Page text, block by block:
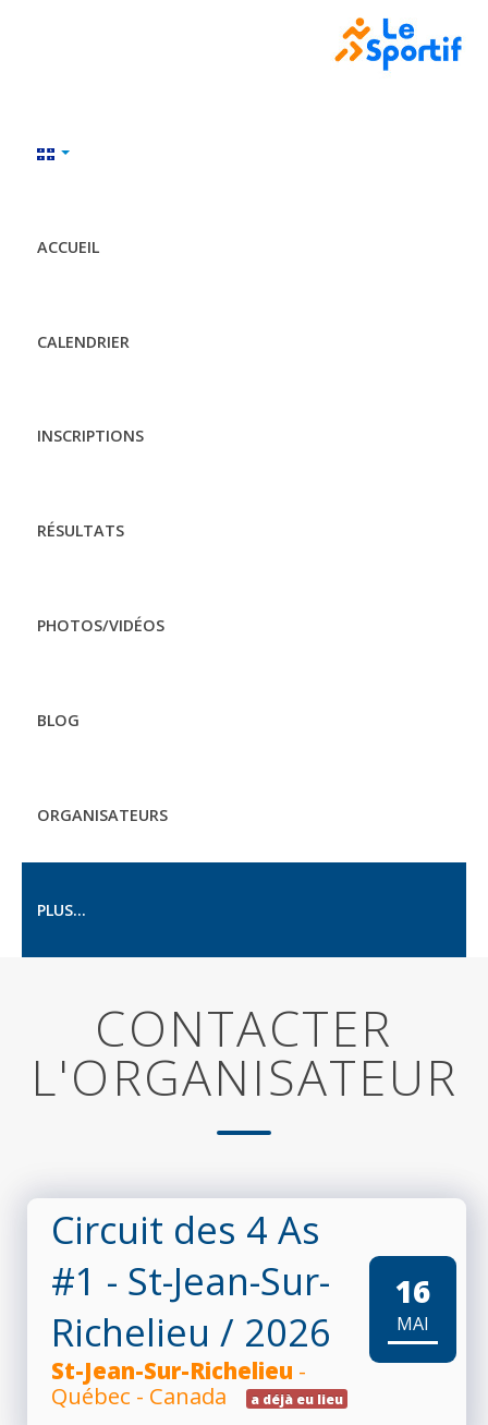
ACCUEIL
CALENDRIER
INSCRIPTIONS
RÉSULTATS
PHOTOS/VIDÉOS
BLOG
ORGANISATEURS
PLUS...
CONTACTER
L'ORGANISATEUR
Circuit des 4 As
#1 - St-Jean-Sur-
Richelieu / 2026
St-Jean-Sur-Richelieu -
Québec - Canada
a déjà eu lieu
16
MAI